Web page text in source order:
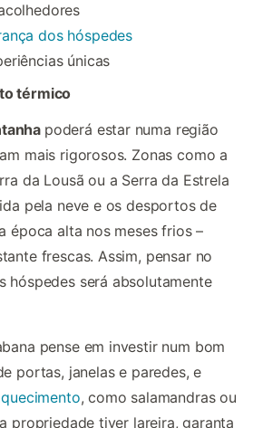
dos hóspedes
únicas
térmico
poderá estar numa região
mais rigorosos. Zonas como a
da Lousã ou a Serra da Estrela
pela neve e os desportos de
época alta nos meses frios –
frescas. Assim, pensar no
será absolutamente
pense em investir num bom
portas, janelas e paredes, e
, como salamandras ou
propriedade tiver lareira, garanta